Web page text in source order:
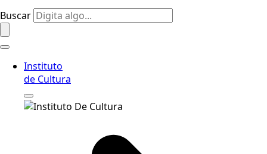
Buscar
Instituto
de Cultura